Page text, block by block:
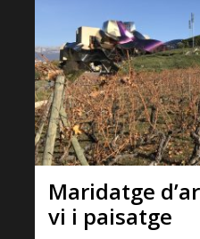
Maridatge
vi i paisatge